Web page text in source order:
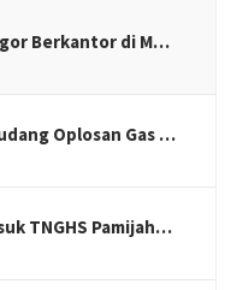
Berkantor di M…
Oplosan Gas …
TNGHS Pamijah…